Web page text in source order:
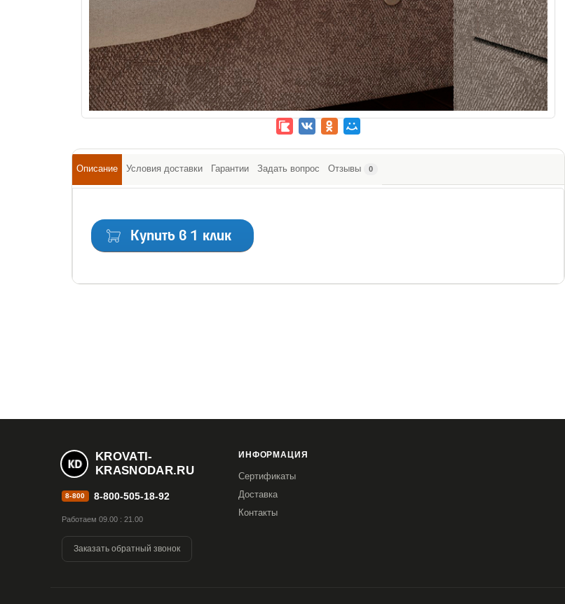
Описание Условия доставки Гарантии Задать вопрос Отзывы 0
Купить в 1 клик
KROVATI-
KRASNODAR.RU
8-800 8-800-505-18-92
Работаем 09.00 : 21.00
Заказать обратный звонок
ИНФОРМАЦИЯ
Сертификаты
Доставка
Контакты